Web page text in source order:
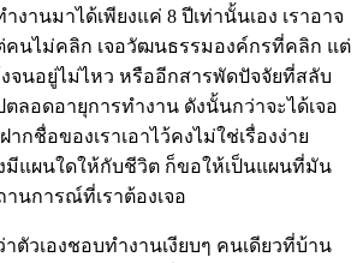
งานมาได้เพียงแค่ 8 ปีเท่านั้นเอง เราอาจ
คนไม่คลิก เจอวัฒนธรรมองค์กรที่คลิก แต่
จนอยู่ไม่ไหว หรืออีกสารพัดปัจจัยที่สลับ
ลอดอายุการทำงาน ดังนั้นกว่าจะได้เจอ
กชื่อของเราเอาไว้คงไม่ใช่เรื่องง่าย
แผนใดให้กับชีวิต ก็ขอให้เป็นแผนที่มัน
นการณ์ที่เราต้องเจอ
ตัวเองชอบทำงานเงียบๆ คนเดียวที่บ้าน